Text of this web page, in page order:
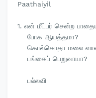
Paathaiyil
1. என் மீட்பர் சென்ற
போக ஆயத்தமா?
கொல்கொதா மலை
பங்கைப் பெறுவாயா?
பல்லவி